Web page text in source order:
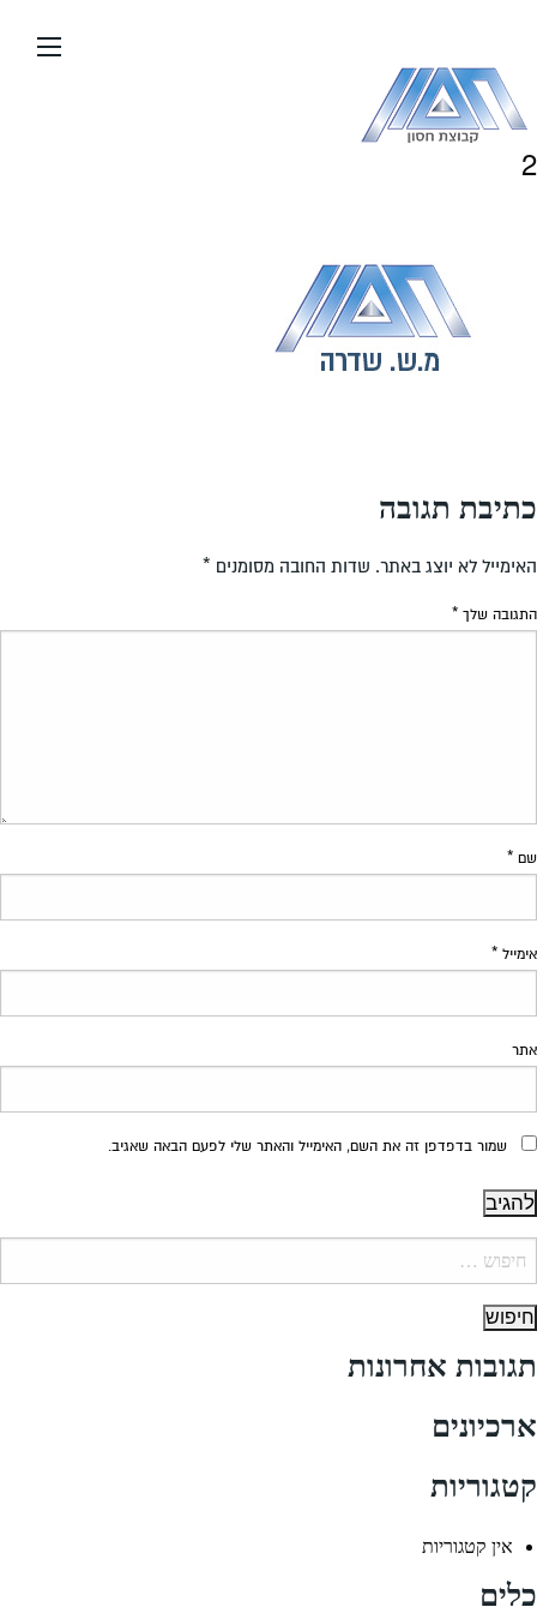
העמוד
2
כתיבת תגובה
האימייל לא יוצג באתר. שדות החובה מסומנים *
התגובה שלך *
שם *
אימייל *
אתר
שמור בדפדפן זה את השם, האימייל והאתר שלי לפעם הבאה שאגיב.
תגובות אחרונות
ארכיונים
קטגוריות
אין קטגוריות
כלים